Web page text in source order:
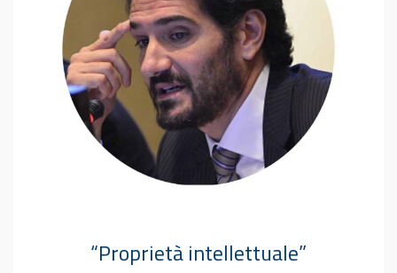
“Proprietà intellettuale”